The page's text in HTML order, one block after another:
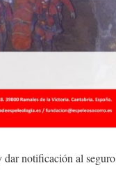
dar notificación al seguro